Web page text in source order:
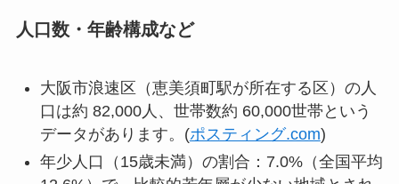
人口数・年齢構成など
大阪市浪速区（恵美須町駅が所在する区）の人
口は約 82,000人、世帯数約 60,000世帯という
データがあります。(ポスティング.com)
年少人口（15歳未満）の割合：7.0%（全国平均